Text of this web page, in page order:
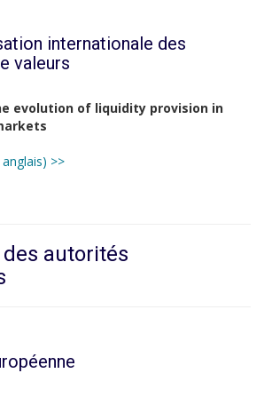
internationale des
valeurs
evolution of liquidity provision in
>>
autorités